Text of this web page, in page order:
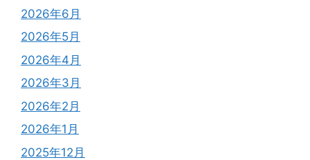
2026年6月
2026年5月
2026年4月
2026年3月
2026年2月
2026年1月
2025年12月